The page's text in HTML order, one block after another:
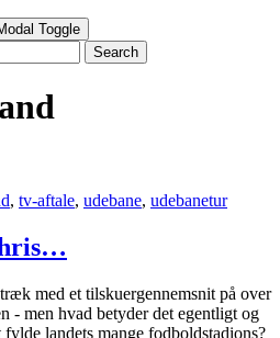
Toggle
Search
, tv-aftale, udebane, udebanetur
med et tilskuergennemsnit på over
- men hvad betyder det egentligt og
landets mange fodboldstadions?